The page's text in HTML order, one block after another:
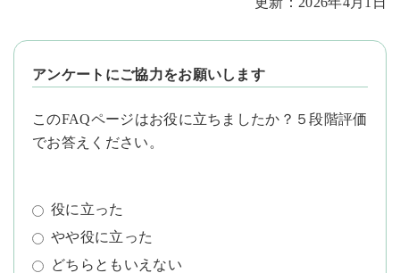
アンケートにご協力をお願いします
このFAQページはお役に立ちましたか？５段階評価
でお答えください。
役に立った
やや役に立った
どちらともいえない